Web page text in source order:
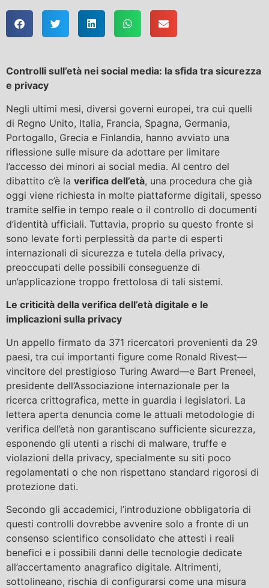
Controlli sull’età nei social media: la sfida tra sicurezza
e privacy
Negli ultimi mesi, diversi governi europei, tra cui quelli
di Regno Unito, Italia, Francia, Spagna, Germania,
Portogallo, Grecia e Finlandia, hanno avviato una
riflessione sulle misure da adottare per limitare
l’accesso dei minori ai social media. Al centro del
dibattito c’è la verifica dell’età, una procedura che già
oggi viene richiesta in molte piattaforme digitali, spesso
tramite selfie in tempo reale o il controllo di documenti
d’identità ufficiali. Tuttavia, proprio su questo fronte si
sono levate forti perplessità da parte di esperti
internazionali di sicurezza e tutela della privacy,
preoccupati delle possibili conseguenze di
un’applicazione troppo frettolosa di tali sistemi.
Le criticità della verifica dell’età digitale e le
implicazioni sulla privacy
Un appello firmato da 371 ricercatori provenienti da 29
paesi, tra cui importanti figure come Ronald Rivest—
vincitore del prestigioso Turing Award—e Bart Preneel,
presidente dell’Associazione internazionale per la
ricerca crittografica, mette in guardia i legislatori. La
lettera aperta denuncia come le attuali metodologie di
verifica dell’età non garantiscano sufficiente sicurezza,
esponendo gli utenti a rischi di malware, truffe e
violazioni della privacy, specialmente su siti poco
regolamentati o che non rispettano standard rigorosi di
protezione dati.
Secondo gli accademici, l’introduzione obbligatoria di
questi controlli dovrebbe avvenire solo a fronte di un
consenso scientifico consolidato che attesti i reali
benefici e i possibili danni delle tecnologie dedicate
all’accertamento anagrafico digitale. Altrimenti,
sottolineano, rischia di configurarsi come una misura